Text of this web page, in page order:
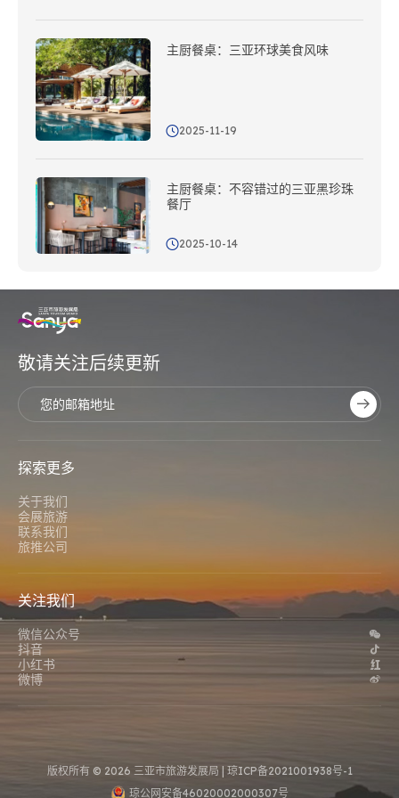
主厨餐桌：三亚环球美食风味
2025-11-19
主厨餐桌：不容错过的三亚黑珍珠
餐厅
2025-10-14
敬请关注后续更新
探索更多
关于我们
会展旅游
联系我们
旅推公司
关注我们
微信公众号
抖音
小红书
微博
版权所有 © 2026 三亚市旅游发展局 | 琼ICP备2021001938号-1
琼公网安备46020002000307号